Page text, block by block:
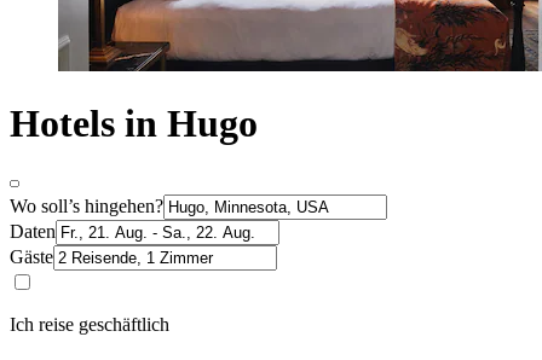
Hotels in Hugo
Wo soll’s hingehen?
Daten
Gäste
Ich reise geschäftlich